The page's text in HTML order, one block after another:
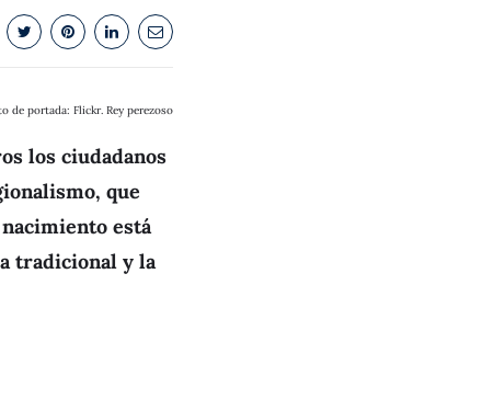
de portada: Flickr. Rey perezoso
los ciudadanos
que
está
tradicional y la